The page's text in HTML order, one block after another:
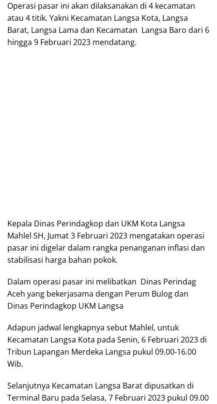
Operasi pasar ini akan dilaksanakan di 4 kecamatan
atau 4 titik. Yakni Kecamatan Langsa Kota, Langsa
Barat, Langsa Lama dan Kecamatan Langsa Baro dari 6
hingga 9 Februari 2023 mendatang.
Kepala Dinas Perindagkop dan UKM Kota Langsa
Mahlel SH, Jumat 3 Februari 2023 mengatakan operasi
pasar ini digelar dalam rangka penanganan inflasi dan
stabilisasi harga bahan pokok.
Dalam operasi pasar ini melibatkan Dinas Perindag
Aceh yang bekerjasama dengan Perum Bulog dan
Dinas Perindagkop UKM Langsa
Adapun jadwal lengkapnya sebut Mahlel, untuk
Kecamatan Langsa Kota pada Senin, 6 Februari 2023 di
Tribun Lapangan Merdeka Langsa pukul 09.00-16.00
Wib.
Selanjutnya Kecamatan Langsa Barat dipusatkan di
Terminal Baru pada Selasa, 7 Februari 2023 pukul 09.00